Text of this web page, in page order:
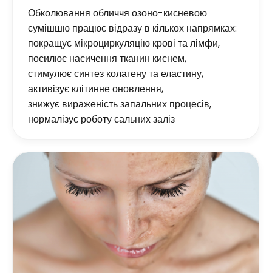
Обколювання обличчя озоно-кисневою
сумішшю працює відразу в кількох напрямках:
покращує мікроциркуляцію крові та лімфи,
посилює насичення тканин киснем,
стимулює синтез колагену та еластину,
активізує клітинне оновлення,
знижує вираженість запальних процесів,
нормалізує роботу сальних заліз